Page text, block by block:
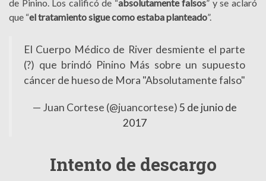
de Pinino. Los calificó de “absolutamente falsos” y se aclaró
que “el tratamiento sigue como estaba planteado”.
El Cuerpo Médico de River desmiente el parte
(?) que brindó Pinino Más sobre un supuesto
cáncer de hueso de Mora "Absolutamente falso"
— Juan Cortese (@juancortese)5 de junio de
2017
Intento de descargo